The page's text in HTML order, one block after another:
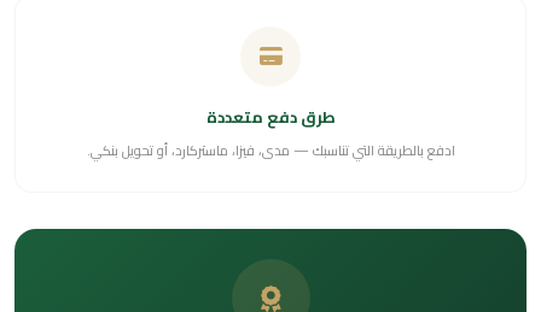
طرق دفع متعددة
ادفع بالطريقة التي تناسبك — مدى، فيزا، ماستركارد، أو تحويل بنكي.